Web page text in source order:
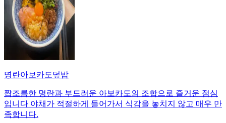
명란아보카도덮밥
짭조름한 명란과 부드러운 아보카도의 조합으로 즐거운 점심
입니다 야채가 적절하게 들어가서 식감을 놓치지 않고 매우 만
족합니다.